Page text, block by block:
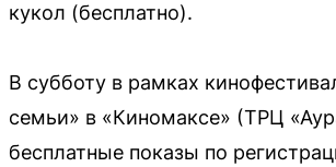
кукол (бесплатно).
В субботу в рамках
семьи» в «Киномаксе» (ТРЦ
бесплатные показы по